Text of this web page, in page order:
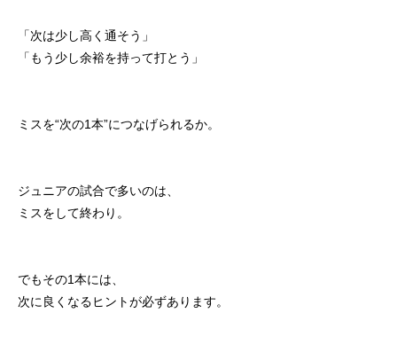
「次は少し高く通そう」
「もう少し余裕を持って打とう」
ミスを“次の1本”につなげられるか。
ジュニアの試合で多いのは、
ミスをして終わり。
でもその1本には、
次に良くなるヒントが必ずあります。